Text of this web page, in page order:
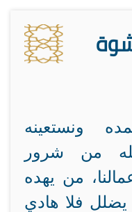
ونستعينه
من شرور
من يهده
يضلل فلا هادي